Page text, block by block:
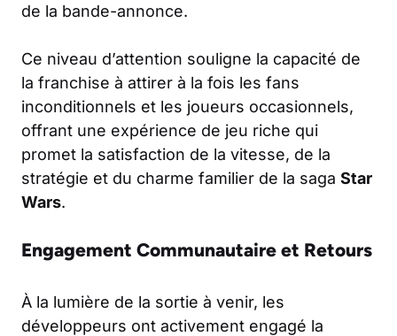
de la bande-annonce.
Ce niveau d’attention souligne la capacité de
la franchise à attirer à la fois les fans
inconditionnels et les joueurs occasionnels,
offrant une expérience de jeu riche qui
promet la satisfaction de la vitesse, de la
stratégie et du charme familier de la saga Star
Wars.
Engagement Communautaire et Retours
À la lumière de la sortie à venir, les
développeurs ont activement engagé la